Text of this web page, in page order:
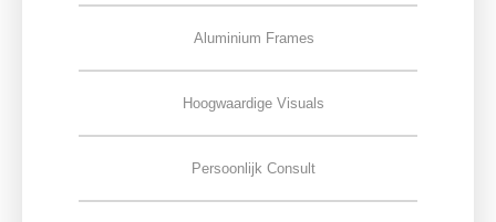
Aluminium Frames
Hoogwaardige Visuals
Persoonlijk Consult